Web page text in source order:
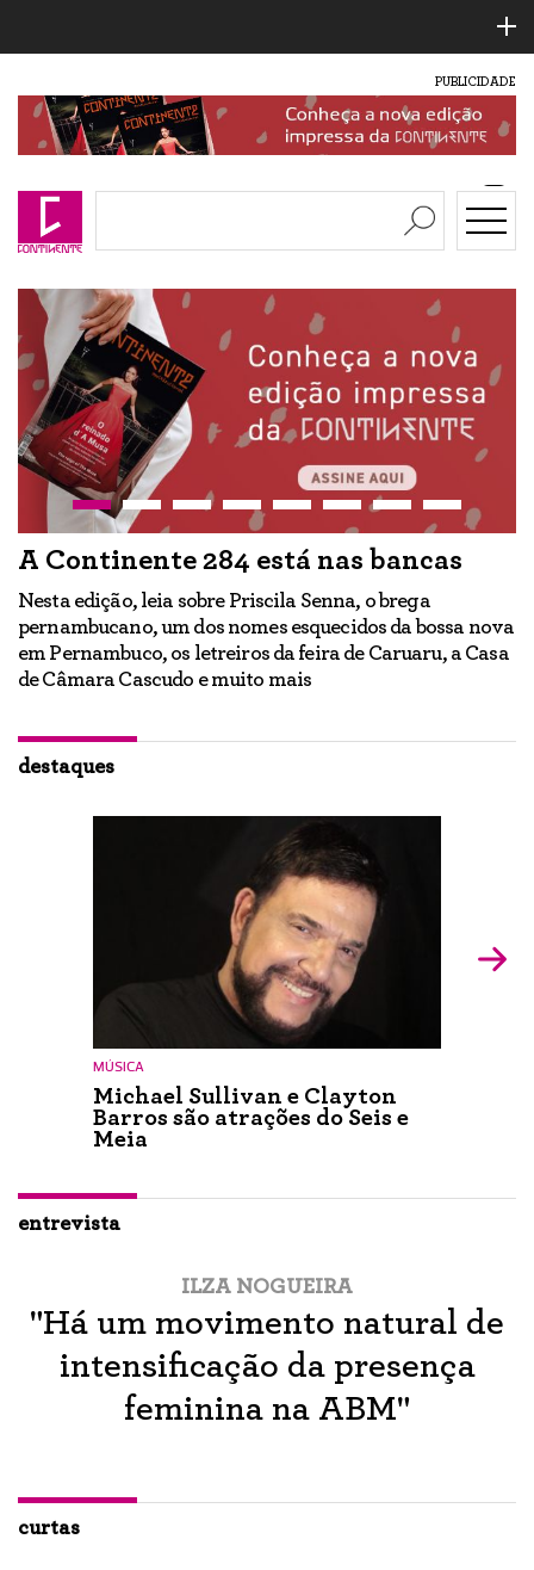
PUBLICIDADE
A Continente 284 está nas bancas
Nesta edição, leia sobre Priscila Senna, o brega
pernambucano, um dos nomes esquecidos da bossa nova
em Pernambuco, os letreiros da feira de Caruaru, a Casa
de Câmara Cascudo e muito mais
destaques
MÚSICA
Michael Sullivan e Clayton
Barros são atrações do Seis e
Meia
entrevista
ILZA NOGUEIRA
"Há um movimento natural de
intensificação da presença
feminina na ABM"
curtas